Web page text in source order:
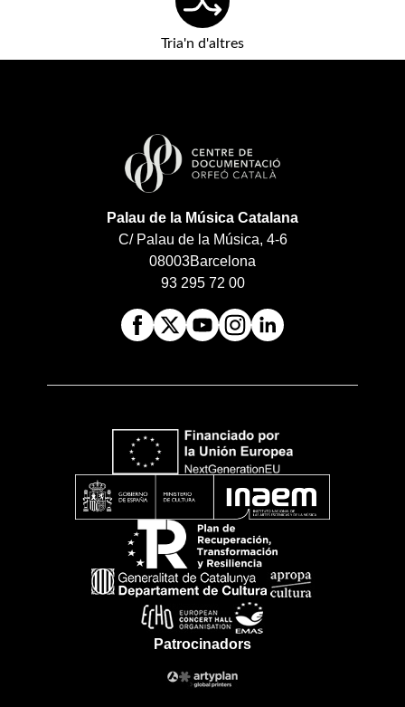
Tria'n d'altres
Palau de la Música Catalana
C/ Palau de la Música, 4-6
08003Barcelona
93 295 72 00
Patrocinadors